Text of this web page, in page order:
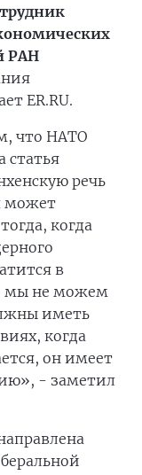
РАН
ER.RU.
что НАТО
статья
речь
может
когда
в
мы не можем
иметь
когда
он имеет
- заметил